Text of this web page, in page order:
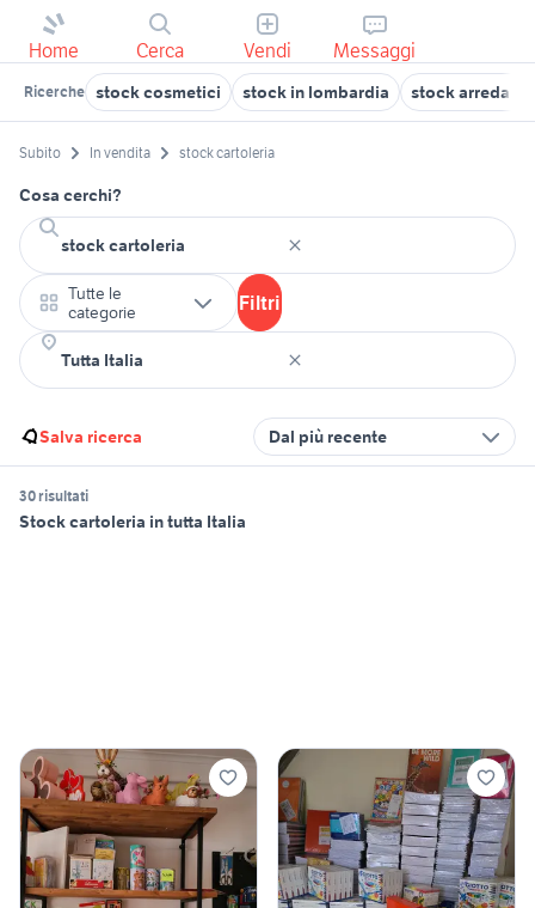
Home Cerca Vendi Messaggi
Ricerche stock cosmetici stock in lombardia stock
Subito In vendita stock cartoleria
Cosa cerchi?
Tutte le
categorie
Filtri
Salva ricerca Dal più recente
30 risultati
Stock cartoleria in tutta Italia